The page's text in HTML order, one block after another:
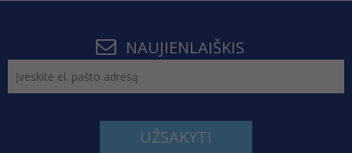
NAUJIENLAIŠKIS
UŽSAKYTI